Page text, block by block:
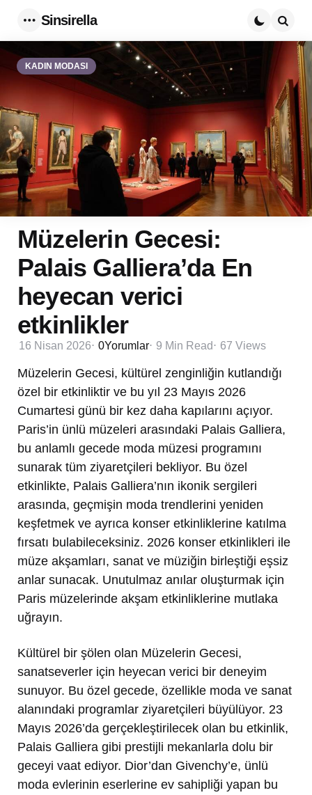
Sinsirella
KADIN MODASI
Müzelerin Gecesi:
Palais Galliera’da En
heyecan verici
etkinlikler
16 Nisan 2026 0Yorumlar 9 Min Read 67 Views
Müzelerin Gecesi, kültürel zenginliğin kutlandığı
özel bir etkinliktir ve bu yıl 23 Mayıs 2026
Cumartesi günü bir kez daha kapılarını açıyor.
Paris’in ünlü müzeleri arasındaki Palais Galliera,
bu anlamlı gecede moda müzesi programını
sunarak tüm ziyaretçileri bekliyor. Bu özel
etkinlikte, Palais Galliera’nın ikonik sergileri
arasında, geçmişin moda trendlerini yeniden
keşfetmek ve ayrıca konser etkinliklerine katılma
fırsatı bulabileceksiniz. 2026 konser etkinlikleri ile
müze akşamları, sanat ve müziğin birleştiği eşsiz
anlar sunacak. Unutulmaz anılar oluşturmak için
Paris müzelerinde akşam etkinliklerine mutlaka
uğrayın.
Kültürel bir şölen olan Müzelerin Gecesi,
sanatseverler için heyecan verici bir deneyim
sunuyor. Bu özel gecede, özellikle moda ve sanat
alanındaki programlar ziyaretçileri büyülüyor. 23
Mayıs 2026’da gerçekleştirilecek olan bu etkinlik,
Palais Galliera gibi prestijli mekanlarla dolu bir
geceyi vaat ediyor. Dior’dan Givenchy’e, ünlü
moda evlerinin eserlerine ev sahipliği yapan bu